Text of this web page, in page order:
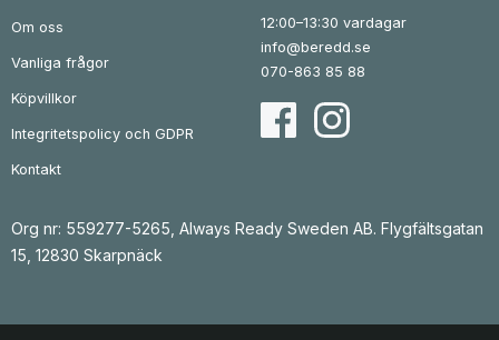
Om oss
Vanliga frågor
Köpvillkor
Integritetspolicy och GDPR
Kontakt
12:00–13:30 vardagar
info@beredd.se
070-863 85 88
Org nr: 559277-5265, Always Ready Sweden AB. Flygfältsgatan
15, 12830 Skarpnäck